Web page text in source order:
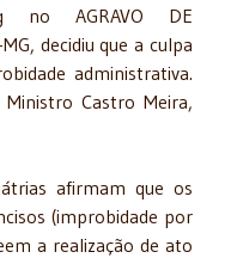
no AGRAVO DE
decidiu que a culpa
administrativa.
Castro Meira,
afirmam que os
(improbidade por
a realização de ato